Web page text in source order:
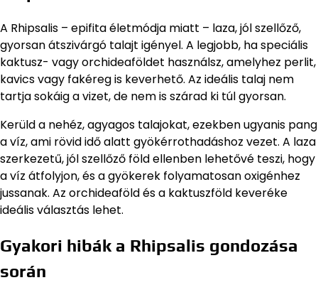
A Rhipsalis – epifita életmódja miatt – laza, jól szellőző,
gyorsan átszivárgó talajt igényel. A legjobb, ha speciális
kaktusz- vagy orchideaföldet használsz, amelyhez perlit,
kavics vagy fakéreg is keverhető. Az ideális talaj nem
tartja sokáig a vizet, de nem is szárad ki túl gyorsan.
Kerüld a nehéz, agyagos talajokat, ezekben ugyanis pang
a víz, ami rövid idő alatt gyökérrothadáshoz vezet. A laza
szerkezetű, jól szellőző föld ellenben lehetővé teszi, hogy
a víz átfolyjon, és a gyökerek folyamatosan oxigénhez
jussanak. Az orchideaföld és a kaktuszföld keveréke
ideális választás lehet.
Gyakori hibák a Rhipsalis gondozása
során